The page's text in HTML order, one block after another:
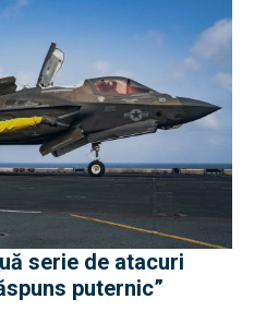
serie de atacuri
puternic”